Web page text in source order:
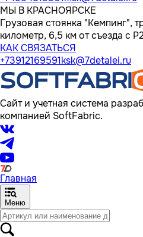
МЫ В КРАСНОЯРСКЕ
Грузовая стоянка "Кемпинг",
километр, 6,5 км от съезда с
КАК СВЯЗАТЬСЯ
+73912169591ksk@7detalei.ru
Сайт и учетная система
компанией SoftFabric.
Главная
Меню